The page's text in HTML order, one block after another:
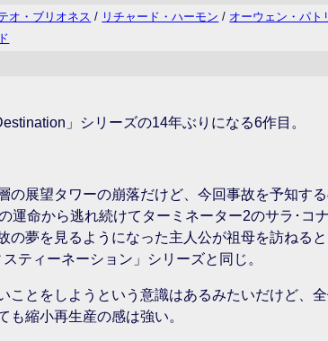
オ・ブリオネス / リチャード・ハーモン / オーウェン・パト
」シリーズの14年ぶりになる6作目。
の展望タワーの崩落だけど、今回事故を予知す
運命から逃れ続けてターミネーター2のサラ･コ
の夢を見るようになった主人公が祖母を訪ねる
ティーネーション」シリーズと同じ。
ことをしようという意識はあるみたいだけど、
も縮小再生産の感は強い。